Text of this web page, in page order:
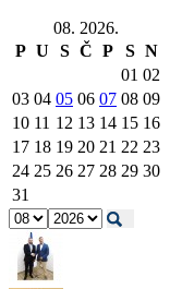
08. 2026.
P U S Č P S N
01 02
03 04 05 06 07 08 09
10 11 12 13 14 15 16
17 18 19 20 21 22 23
24 25 26 27 28 29 30
31